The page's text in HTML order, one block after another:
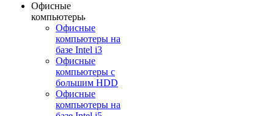
Офисные
компьютеры
Офисные
компьютеры на
базе Intel i3
Офисные
компьютеры с
большим HDD
Офисные
компьютеры на